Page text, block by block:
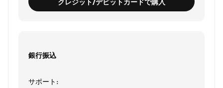
銀行振込
サポート: